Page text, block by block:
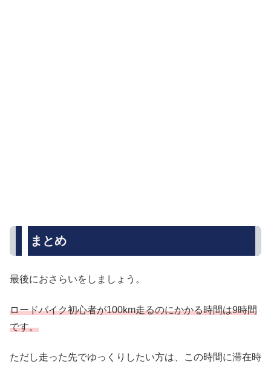
まとめ
最後におさらいをしましょう。
ロードバイク初心者が100km走るのにかかる時間は9時間
です。
ただし走った先でゆっくりしたい方は、この時間に滞在時